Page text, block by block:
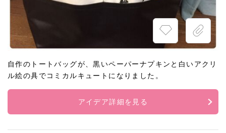
自作のトートバッグが、黒いペーパーナプキンと白いアクリ
ル絵の具でコミカルキュートになりました。
アイデア詳細を見る